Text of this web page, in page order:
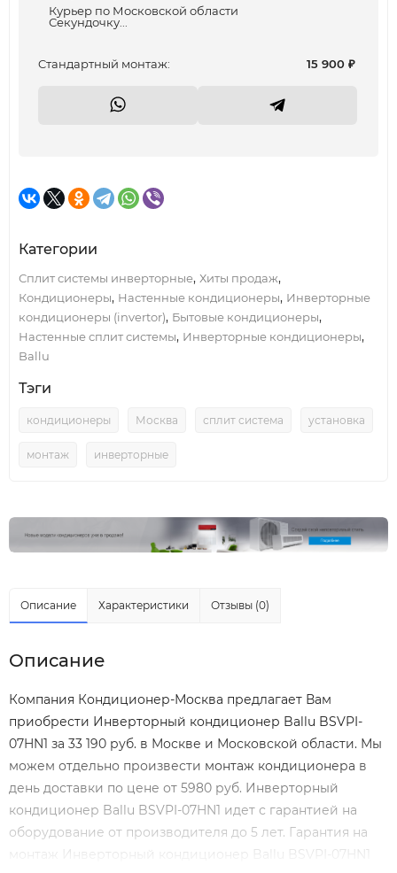
Курьер по Московской области
Секундочку...
Cтандартный монтаж: 15 900 ₽
Категории
Сплит системы инверторные, Хиты продаж,
Кондиционеры, Настенные кондиционеры, Инверторные
кондиционеры (invertor), Бытовые кондиционеры,
Настенные сплит системы, Инверторные кондиционеры,
Ballu
Тэги
кондиционеры Москва сплит система установка
монтаж инверторные
Описание Характеристики Отзывы (0)
Описание
Компания Кондиционер-Москва предлагает Вам
приобрести Инверторный кондиционер Ballu BSVPI-
07HN1 за 33 190 руб. в Москве и Московской области. Мы
можем отдельно произвести монтаж кондиционера в
день доставки по цене от 5980 руб. Инверторный
кондиционер Ballu BSVPI-07HN1 идет с гарантией на
оборудование от производителя до 5 лет. Гарантия на
монтаж Инверторный кондиционер Ballu BSVPI-07HN1